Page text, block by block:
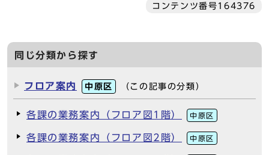
コンテンツ番号164376
同じ分類から探す
フロア案内 中原区 （この記事の分類）
各課の業務案内（フロア図1階） 中原区
各課の業務案内（フロア図2階） 中原区